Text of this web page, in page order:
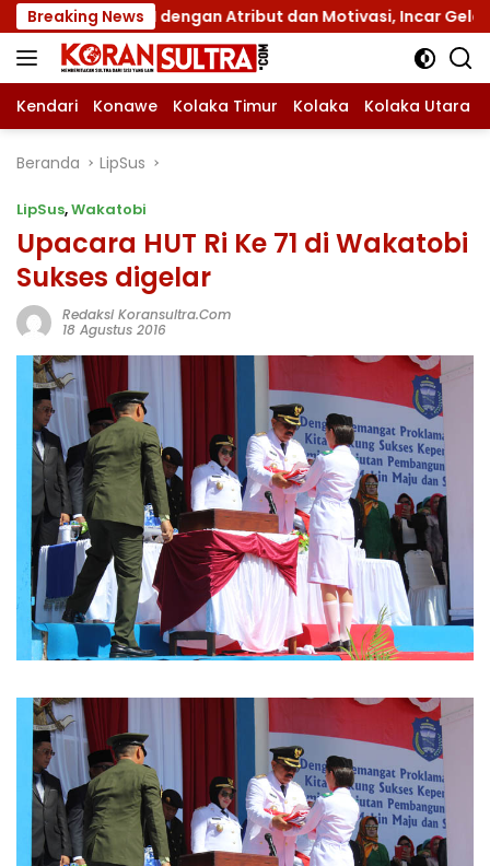
Langsung
ke
konten
Breaking News
XII dengan Atribut dan Motivasi, Incar Gelar Terbaik di
Kendari Konawe Kolaka Timur Kolaka Kolaka Utara
Beranda LipSus
LipSus,Wakatobi
Upacara HUT Ri Ke 71 di Wakatobi
Sukses digelar
Redaksi Koransultra.com
18 Agustus 2016